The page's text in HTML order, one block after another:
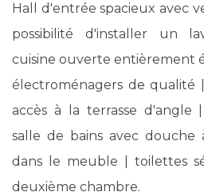
Hall d'entrée spacieux avec
possibilité d'installer un
cuisine ouverte entièrement
électroménagers de qualité
accès à la terrasse d'angle
salle de bains avec douche
dans le meuble | toilettes
deuxième chambre.